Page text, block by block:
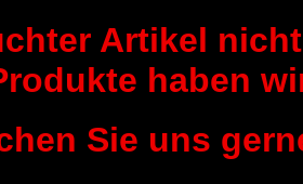
Artikel
haben
Sie uns